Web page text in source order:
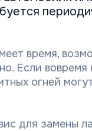
время,
Если вовремя
огней
для замены